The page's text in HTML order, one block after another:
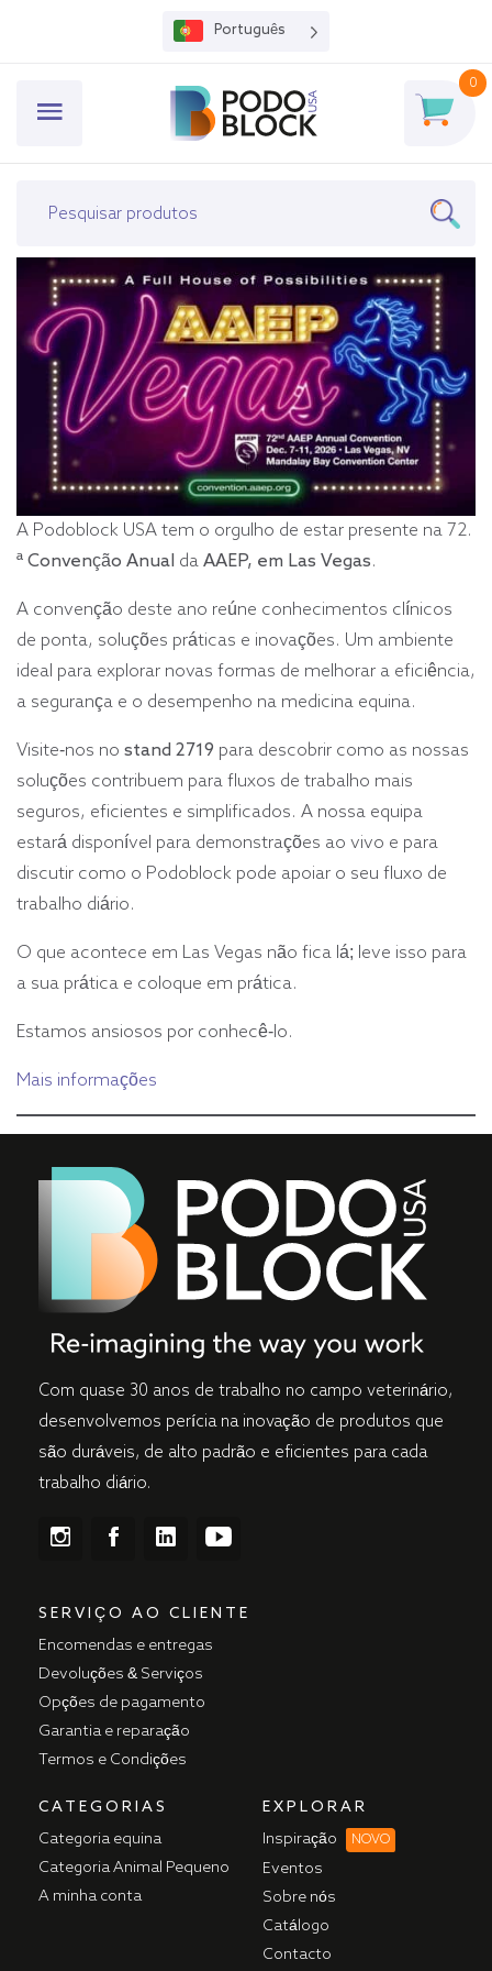
Português
0
A Podoblock USA tem o orgulho de estar presente na 72.
ª Convenção Anual da AAEP, em Las Vegas.
A convenção deste ano reúne conhecimentos clínicos
de ponta, soluções práticas e inovações. Um ambiente
ideal para explorar novas formas de melhorar a eficiência,
a segurança e o desempenho na medicina equina.
Visite-nos no stand 2719 para descobrir como as nossas
soluções contribuem para fluxos de trabalho mais
seguros, eficientes e simplificados. A nossa equipa
estará disponível para demonstrações ao vivo e para
discutir como o Podoblock pode apoiar o seu fluxo de
trabalho diário.
O que acontece em Las Vegas não fica lá; leve isso para
a sua prática e coloque em prática.
Estamos ansiosos por conhecê-lo.
Mais informações
Com quase 30 anos de trabalho no campo veterinário,
desenvolvemos perícia na inovação de produtos que
são duráveis, de alto padrão e eficientes para cada
trabalho diário.
SERVIÇO AO CLIENTE
Encomendas e entregas
Devoluções & Serviços
Opções de pagamento
Garantia e reparação
Termos e Condições
CATEGORIAS
Categoria equina
Categoria Animal Pequeno
A minha conta
EXPLORAR
Inspiração NOVO
Eventos
Sobre nós
Catálogo
Contacto